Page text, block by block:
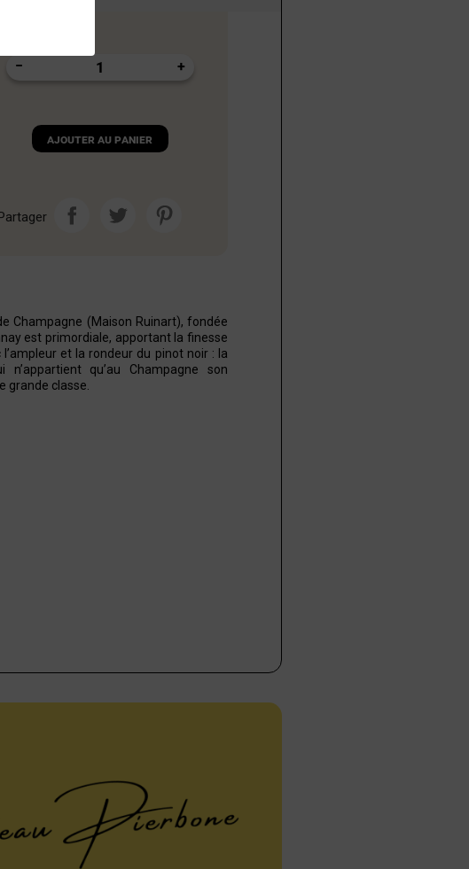
Ajouter au panier
Champagne (Maison Ruinart), fondée
est primordiale, apportant la finesse
et la rondeur du pinot noir : la
qu’au Champagne son
grande classe.